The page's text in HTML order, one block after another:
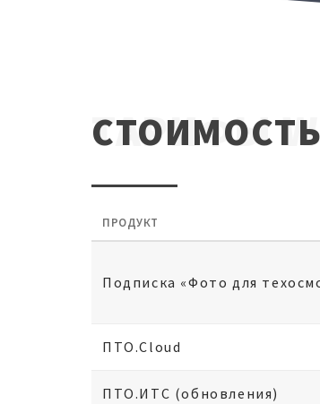
СТОИМОСТЬ
ТАРИФЫ
ПРОДУКТ
Подписка «Фото для
ПТО.Cloud
ПТО.ИТС (обновления)